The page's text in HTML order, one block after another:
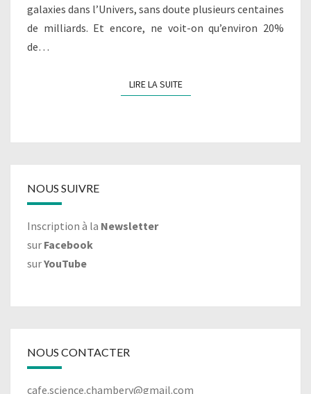
galaxies dans l’Univers, sans doute plusieurs centaines
de milliards. Et encore, ne voit-on qu’environ 20%
de…
LIRE LA SUITELIRE LA SUITE
NOUS SUIVRE
Inscription à la Newsletter
sur Facebook
surYouTube
NOUS CONTACTER
cafe.science.chambery@gmail.com